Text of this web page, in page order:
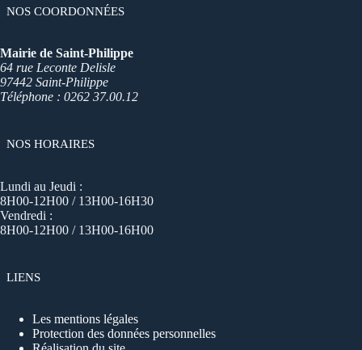
NOS COORDONNÉES
Mairie de Saint-Philippe
64 rue Leconte Delisle
97442 Saint-Philippe
Téléphone : 0262 37.00.12
NOS HORAIRES
Lundi au Jeudi :
8H00-12H00 / 13H00-16H30
Vendredi :
8H00-12H00 / 13H00-16H00
LIENS
Les mentions légales
Protection des données personnelles